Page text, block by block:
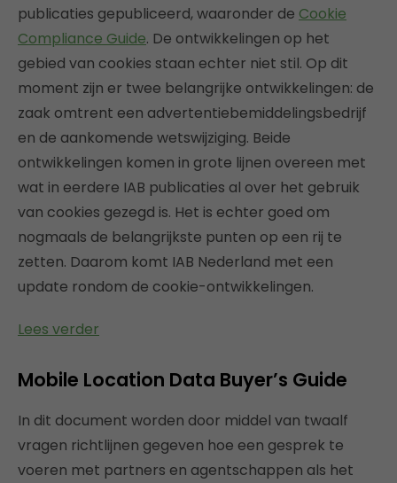
publicaties gepubliceerd, waaronder de Cookie
Compliance Guide. De ontwikkelingen op het
gebied van cookies staan echter niet stil. Op dit
moment zijn er twee belangrijke ontwikkelingen: de
zaak omtrent een advertentiebemiddelingsbedrijf
en de aankomende wetswijziging. Beide
ontwikkelingen komen in grote lijnen overeen met
wat in eerdere IAB publicaties al over het gebruik
van cookies gezegd is. Het is echter goed om
nogmaals de belangrijkste punten op een rij te
zetten. Daarom komt IAB Nederland met een
update rondom de cookie-ontwikkelingen.
Lees verder
Mobile Location Data Buyer’s Guide
In dit document worden door middel van twaalf
vragen richtlijnen gegeven hoe een gesprek te
voeren met partners en agentschappen als het